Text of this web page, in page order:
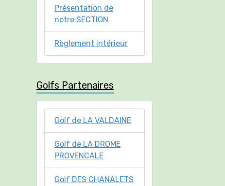
Présentation de
notre SECTION
Règlement intérieur
Golfs Partenaires
Golf de LA VALDAINE
Golf de LA DROME
PROVENCALE
Golf DES CHANALETS